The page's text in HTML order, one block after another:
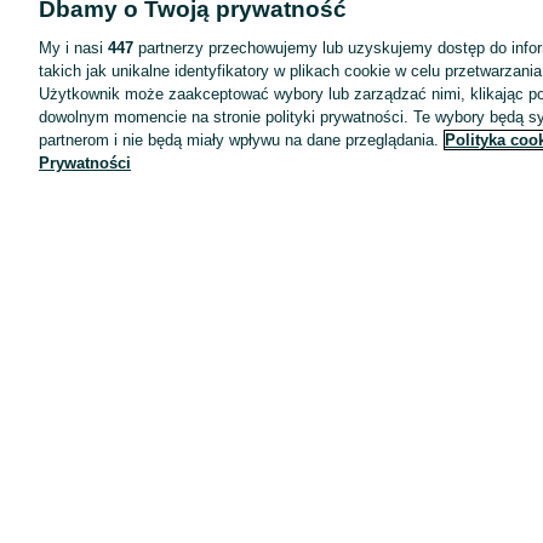
Wyróżnione ogłoszenia
Oferta dla firm
Blog
Regulamin
Polityka prywatności
Dbamy o Twoją prywatność
My i nasi 447 partnerzy przechowujemy lub uzyskujemy dostęp do
takich jak unikalne identyfikatory w plikach cookie w celu
Użytkownik może zaakceptować wybory lub zarządzać nimi, klikając
dowolnym momencie na stronie polityki prywatności. Te wybory będą
partnerom i nie będą miały wpływu na dane przeglądania. Polityka
Prywatności